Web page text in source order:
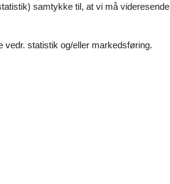
sind nicht erlaubt.
Wohn-/ Esszimmer, Essecke, TV,
Badezimmer (WC, Badewanne,
der Garage. Haustiere sind nicht
Lage. In 5 Minuten sind Sie zu Fuss
samtykke til, at vi må
statistik og/eller markedsføring.